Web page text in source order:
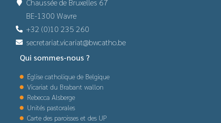
Chaussée de Bruxelles 67
BE-1300 Wavre
+32 (0)10 235 260
secretariat.vicariat@bwcatho.be
Qui sommes-nous ?
Église catholique de Belgique
Vicariat du Brabant wallon
Rebecca Alsberge
Unités pastorales
Carte des paroisses et des UP